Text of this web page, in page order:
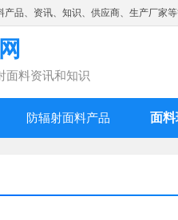
品、资讯、知识、供应商、生产厂家
面料资讯和知识
防辐射面料产品 面